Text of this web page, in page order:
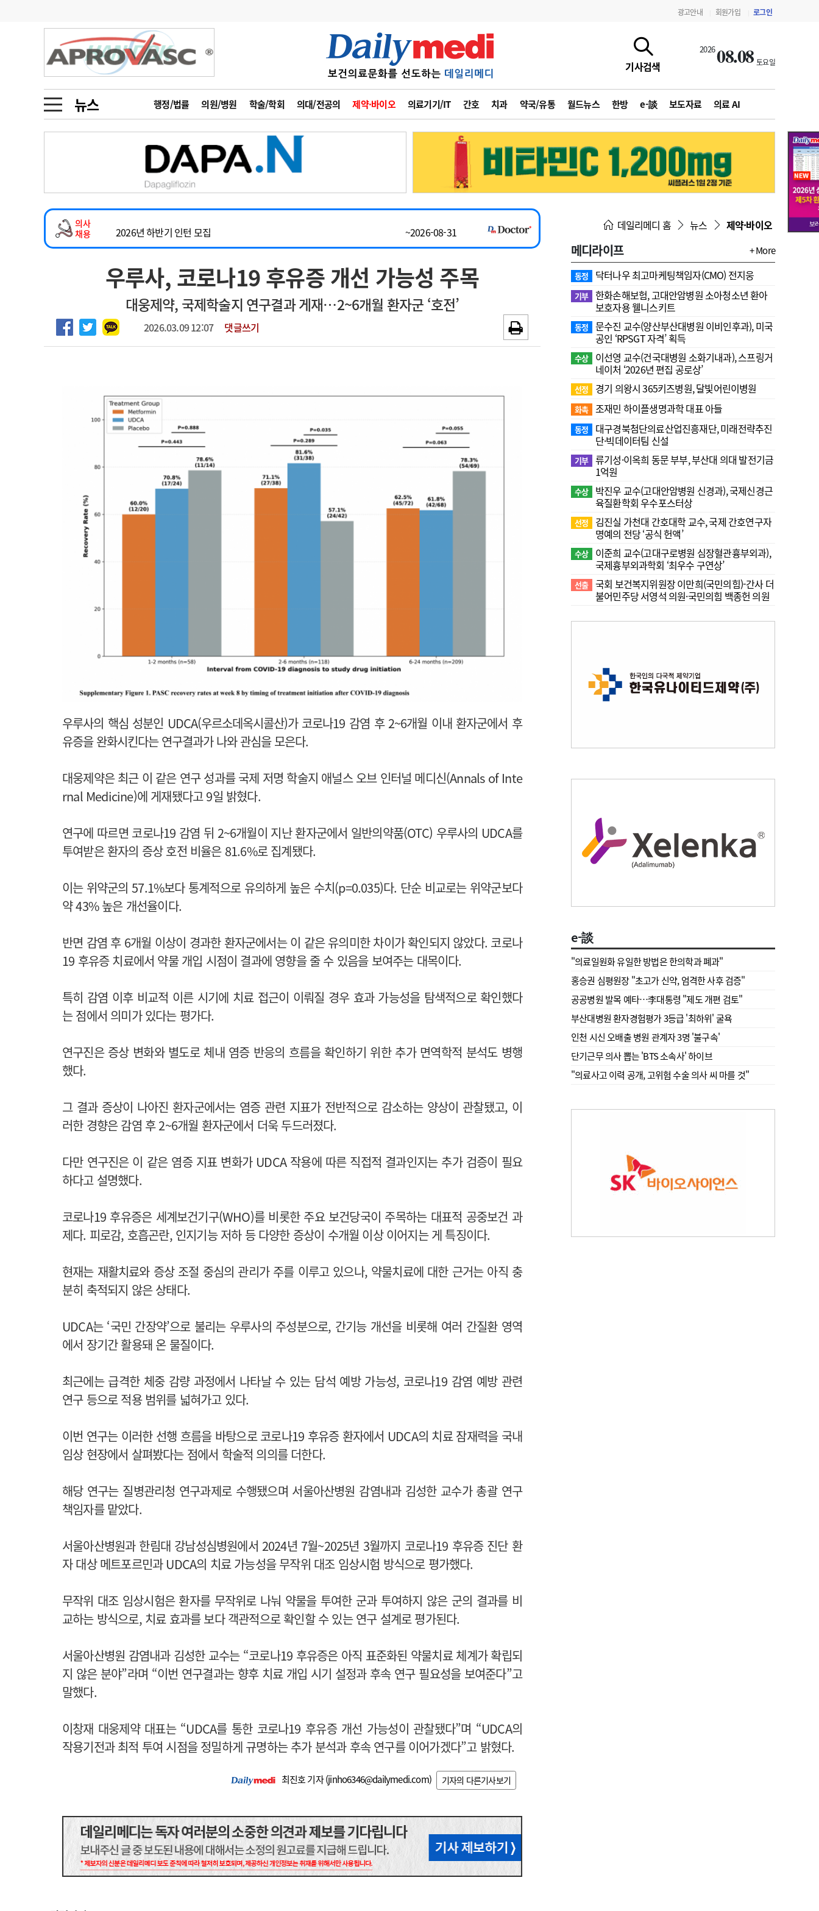
광고안내 회원가입 로그인
기사검색
202608.08 토요일
뉴스 행정/법률 의원/병원 학술/학회 의대/전공의 제약·바이오 의료기기/IT 간호 치과 약국/유통 월드뉴스 한방 e-談 보도자료 의료 AI
금주의 검색어
1
의사인력 수급 추계
2
성분명 처방
3
AI의료
4
전공의 모집 결과
6
관리급여 실시
지필공 지원책
수련환경 개선
의과대학 입시
메디인포 인사 사고
오피니언 칼럼 수첩
인물 초대석 피플
동영상뉴스
포토뉴스
메디 Hospital 지역병원 중소병원
인포메이션 공시 지침·기준·평가 약제급여 심사 결과
회사소개 법적고지 광고안내
의사
채용
2026년 하반기 인턴 모집
~2026-08-31
마취통증의학과 임기제 임상의사 채용
채용시까지
소아청소년과(소아응급전담) 계약직 의사 공개채용
채용시까지
계약직(응급의학과 전문의) 직원모집
채용시까지
2026년 하반기 인턴 모집
~2026-08-31
마취통증의학과 임기제 임상의사 채용
채용시까지
우루사, 코로나19 후유증 개선 가능성 주목
대웅제약, 국제학술지 연구결과 게재…2~6개월 환자군 ‘호전’
2026.03.09 12:07 댓글쓰기
우루사의 핵심 성분인 UDCA(우르소데옥시콜산)가 코로나19 감염 후 2~6개월 이내 환자군에서 후
유증을 완화시킨다는 연구결과가 나와 관심을 모은다.
대웅제약은 최근 이 같은 연구 성과를 국제 저명 학술지 애널스 오브 인터널 메디신(Annals of Inte
rnal Medicine)에 게재됐다고 9일 밝혔다.
연구에 따르면 코로나19 감염 뒤 2~6개월이 지난 환자군에서 일반의약품(OTC) 우루사의 UDCA를
투여받은 환자의 증상 호전 비율은 81.6%로 집계됐다.
이는 위약군의 57.1%보다 통계적으로 유의하게 높은 수치(p=0.035)다. 단순 비교로는 위약군보다
약 43% 높은 개선율이다.
반면 감염 후 6개월 이상이 경과한 환자군에서는 이 같은 유의미한 차이가 확인되지 않았다. 코로나
19 후유증 치료에서 약물 개입 시점이 결과에 영향을 줄 수 있음을 보여주는 대목이다.
특히 감염 이후 비교적 이른 시기에 치료 접근이 이뤄질 경우 효과 가능성을 탐색적으로 확인했다
는 점에서 의미가 있다는 평가다.
연구진은 증상 변화와 별도로 체내 염증 반응의 흐름을 확인하기 위한 추가 면역학적 분석도 병행
했다.
그 결과 증상이 나아진 환자군에서는 염증 관련 지표가 전반적으로 감소하는 양상이 관찰됐고, 이
러한 경향은 감염 후 2~6개월 환자군에서 더욱 두드러졌다.
다만 연구진은 이 같은 염증 지표 변화가 UDCA 작용에 따른 직접적 결과인지는 추가 검증이 필요
하다고 설명했다.
코로나19 후유증은 세계보건기구(WHO)를 비롯한 주요 보건당국이 주목하는 대표적 공중보건 과
제다. 피로감, 호흡곤란, 인지기능 저하 등 다양한 증상이 수개월 이상 이어지는 게 특징이다.
현재는 재활치료와 증상 조절 중심의 관리가 주를 이루고 있으나, 약물치료에 대한 근거는 아직 충
분히 축적되지 않은 상태다.
UDCA는 ‘국민 간장약’으로 불리는 우루사의 주성분으로, 간기능 개선을 비롯해 여러 간질환 영역
에서 장기간 활용돼 온 물질이다.
최근에는 급격한 체중 감량 과정에서 나타날 수 있는 담석 예방 가능성, 코로나19 감염 예방 관련
연구 등으로 적용 범위를 넓혀가고 있다.
이번 연구는 이러한 선행 흐름을 바탕으로 코로나19 후유증 환자에서 UDCA의 치료 잠재력을 국내
임상 현장에서 살펴봤다는 점에서 학술적 의의를 더한다.
해당 연구는 질병관리청 연구과제로 수행됐으며 서울아산병원 감염내과 김성한 교수가 총괄 연구
책임자를 맡았다.
서울아산병원과 한림대 강남성심병원에서 2024년 7월~2025년 3월까지 코로나19 후유증 진단 환
자 대상 메트포르민과 UDCA의 치료 가능성을 무작위 대조 임상시험 방식으로 평가했다.
무작위 대조 임상시험은 환자를 무작위로 나눠 약물을 투여한 군과 투여하지 않은 군의 결과를 비
교하는 방식으로, 치료 효과를 보다 객관적으로 확인할 수 있는 연구 설계로 평가된다.
서울아산병원 감염내과 김성한 교수는 “코로나19 후유증은 아직 표준화된 약물치료 체계가 확립되
지 않은 분야”라며 “이번 연구결과는 향후 치료 개입 시기 설정과 후속 연구 필요성을 보여준다”고
말했다.
이창재 대웅제약 대표는 “UDCA를 통한 코로나19 후유증 개선 가능성이 관찰됐다”며 “UDCA의
작용기전과 최적 투여 시점을 정밀하게 규명하는 추가 분석과 후속 연구를 이어가겠다”고 밝혔다.
최진호 기자 (jinho6346@dailymedi.com) 기자의 다른기사보기
데일리메디 홈 뉴스 제약·바이오
메디라이프 + More
동정 닥터나우 최고마케팅책임자(CMO) 전지웅
기부 한화손해보험, 고대안암병원 소아청소년 환아
보호자용 웰니스키트
동정
문수진 교수( 양산부산대병원 이비인후과), 미국
공인 ‘RPSGT 자격’ 획득
수상
이선영 교수(건국대병원 소화기내과), 스프링거
네이처 ‘2026년 편집 공로상’
선정 경기 의왕시 365키즈병원, 달빛어린이병원
화촉 조재민 하이플생명과학 대표 아들
동정
대구경북첨단의료산업진흥재단, 미래전략추진
단·빅데이터팀 신설
기부 류기성·이옥희 동문 부부, 부산대 의대 발전기금
1억원
수상
박진우 교수(고대안암병원 신경과), 국제신경근
육질환학회 우수포스터상
선정
김진실 가천대 간호대학 교수, 국제 간호연구자
명예의 전당 ‘공식 헌액’
수상
이준희 교수(고대구로병원 심장혈관흉부외과),
국제흉부외과학회 ‘최우수 구연상’
선출 국회 보건복지위원장 이만희(국민의힘)-간사 더
불어민주당 서영석 의원·국민의힘 백종헌 의원
e-談
"의료일원화 유일한 방법은 한의학과 폐과"
홍승권 심평원장 " 초고가 신약, 엄격한 사후 검증"
공공병원 발목 예타…李대통령 "제도 개편 검토"
부산대병원 환자경험평가 3등급 '최하위' 굴욕
인천 시신 오배출 병원 관계자 3명 '불구속'
단기근무 의사 뽑는 'BTS 소속사' 하이브
"의료사고 이력 공개, 고위험 수술 의사 씨 마를 것"